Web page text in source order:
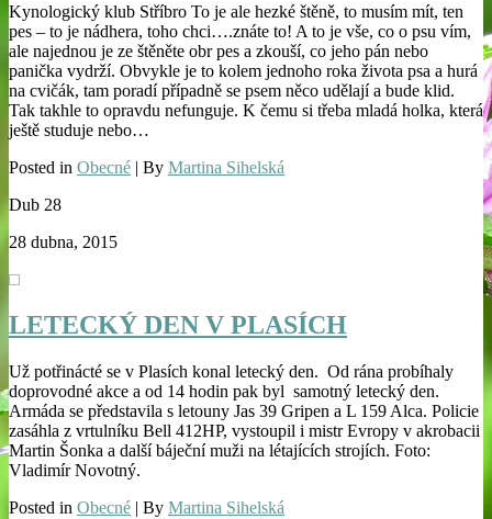
Kynologický klub Stříbro To je ale hezké štěně, to musím mít, ten
pes – to je nádhera, toho chci….znáte to! A to je vše, co o psu vím,
ale najednou je ze štěněte obr pes a zkouší, co jeho pán nebo
panička vydrží. Obvykle je to kolem jednoho roka života psa a hurá
na cvičák, tam poradí případně se psem něco udělají a bude klid.
Tak takhle to opravdu nefunguje. K čemu si třeba mladá holka, která
ještě studuje nebo…
Posted in Obecné | By Martina Sihelská
Dub 28
28 dubna, 2015
LETECKÝ DEN V PLASÍCH
Už potřinácté se v Plasích konal letecký den. Od rána probíhaly
doprovodné akce a od 14 hodin pak byl samotný letecký den.
Armáda se představila s letouny Jas 39 Gripen a L 159 Alca. Policie
zasáhla z vrtulníku Bell 412HP, vystoupil i mistr Evropy v akrobacii
Martin Šonka a další báječní muži na létajících strojích. Foto:
Vladimír Novotný.
Posted in Obecné | By Martina Sihelská